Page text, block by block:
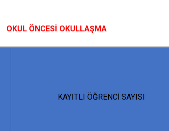
OKUL ÖNCESİ OKULLAŞMA
KAYITLI ÖĞRENCİ SAYISI